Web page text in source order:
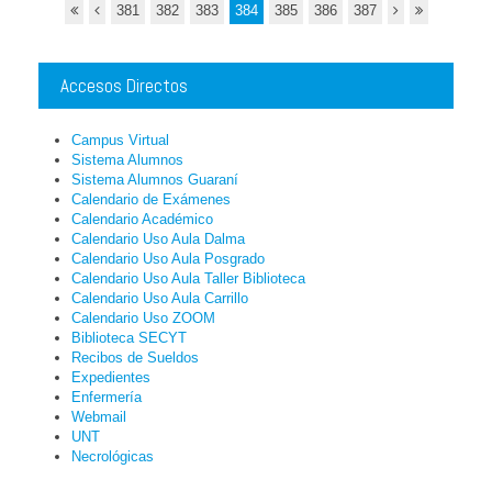
381 382 383 384 385 386 387
Accesos Directos
Campus Virtual
Sistema Alumnos
Sistema Alumnos Guaraní
Calendario de Exámenes
Calendario Académico
Calendario Uso Aula Dalma
Calendario Uso Aula Posgrado
Calendario Uso Aula Taller Biblioteca
Calendario Uso Aula Carrillo
Calendario Uso ZOOM
Biblioteca SECYT
Recibos de Sueldos
Expedientes
Enfermería
Webmail
UNT
Necrológicas